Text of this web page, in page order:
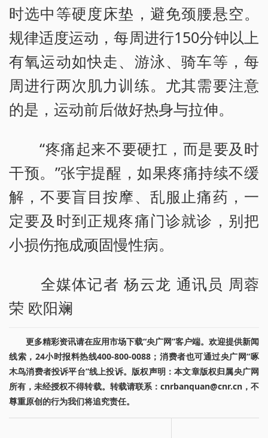
时选中等硬度床垫，避免颈腰悬空。
规律适度运动，每周进行150分钟以上
有氧运动如快走、游泳、骑车等，每
周进行两次肌力训练。尤其需要注意
的是，运动前后做好热身与拉伸。
“疼痛起来不要硬扛，而是要及时
干预。”张宇提醒，如果疼痛持续不缓
解，不要盲目按摩、乱服止痛药，一
定要及时到正规疼痛门诊就诊，别把
小损伤拖成顽固慢性病。
全媒体记者 杨云龙 通讯员 周蓉
荣 欧阳斓
更多精彩资讯请在应用市场下载“央广网”客户端。欢迎提供新闻
线索，24小时报料热线400-800-0088；消费者也可通过央广网“啄
木鸟消费者投诉平台”线上投诉。版权声明：本文章版权归属央广网
所有，未经授权不得转载。转载请联系：cnrbanquan@cnr.cn，不
尊重原创的行为我们将追究责任。